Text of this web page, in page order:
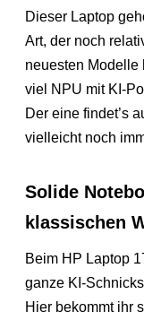
Dieser Laptop
Art, der noch
neuesten Modelle
viel NPU mit KI-
Der eine findet’s
vielleicht noch
Solide
klassischen
Beim HP Laptop
ganze KI-
Hier bekommt ihr